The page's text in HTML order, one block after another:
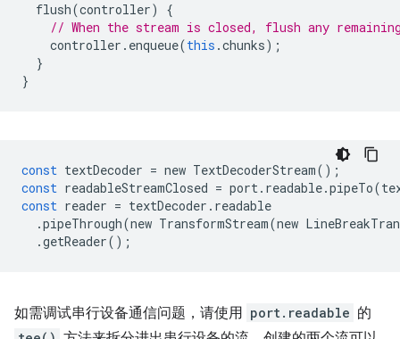
flush(controller)
{
// When the stream is closed, flush any
controller . enqueue(this .chunks);
}
}
const textDecoder = new TextDecoderStream();
const readableStreamClosed = port. readable.pipeTo(
const reader = textDecoder . readable
.pipeThrough(new TransformStream(new
.getReader();
如需调试串行设备通信问题，请使用 port.readable 的